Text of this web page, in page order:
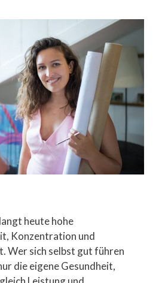
heute hohe
Konzentration und
Wer sich selbst gut führen
die eigene Gesundheit,